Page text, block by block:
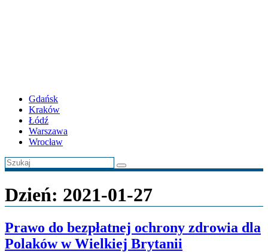
Gdańsk
Kraków
Łódź
Warszawa
Wrocław
Dzień: 2021-01-27
Prawo do bezpłatnej ochrony zdrowia dla
Polaków w Wielkiej Brytanii